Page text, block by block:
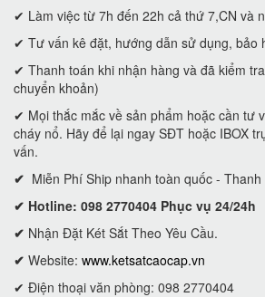
✔ Làm việc từ 7h đến 22h cả thứ 7,CN và
✔ Tư vấn kê đặt, hướng dẫn sử dụng, bảo
✔ Thanh toán khi nhận hàng và đã kiểm
chuyển khoản)
✔ Mọi thắc mắc về sản phẩm hoặc cần tư
cháy nổ. Hãy để lại ngay SĐT hoặc IBOX
vấn.
✔ Miễn Phí Ship nhanh toàn quốc -
✔ Hotline: 098 2770404 Phục vụ 24/24h
✔ Nhận Đặt Két Sắt Theo Yêu Cầu.
✔ Website: www.ketsatcaocap.vn
✔ Điện thoại văn phòng: 098 2770404